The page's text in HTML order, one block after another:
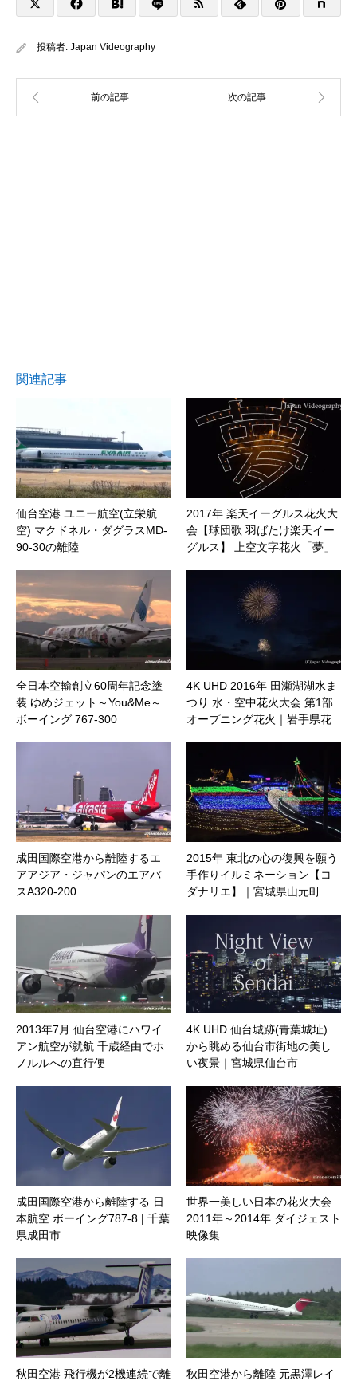
投稿者: Japan Videography
関連記事
仙台空港 ユニー航空(立栄航
空) マクドネル・ダグラスMD-
90-30の離陸
2017年 楽天イーグルス花火大
会【球団歌 羽ばたけ楽天イー
グルス】 上空文字花火「夢」
全日本空輸創立60周年記念塗
装 ゆめジェット～You&Me～
ボーイング 767-300
4K UHD 2016年 田瀬湖湖水ま
つり 水・空中花火大会 第1部
オープニング花火｜岩手県花
成田国際空港から離陸するエ
アアジア・ジャパンのエアバ
スA320-200
2015年 東北の心の復興を願う
手作りイルミネーション【コ
ダナリエ】｜宮城県山元町
2013年7月 仙台空港にハワイ
アン航空が就航 千歳経由でホ
ノルルへの直行便
4K UHD 仙台城跡(青葉城址)
から眺める仙台市街地の美し
い夜景｜宮城県仙台市
成田国際空港から離陸する 日
本航空 ボーイング787-8 | 千葉
県成田市
世界一美しい日本の花火大会
2011年～2014年 ダイジェスト
映像集
秋田空港 飛行機が2機連続で離
秋田空港から離陸 元黒澤レイ